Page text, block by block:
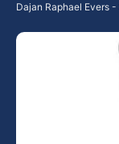
Dajan Raphael Evers